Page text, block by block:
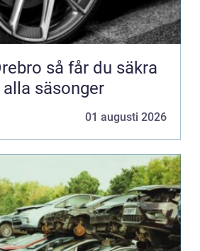
du säkra
säsonger
01 augusti 2026